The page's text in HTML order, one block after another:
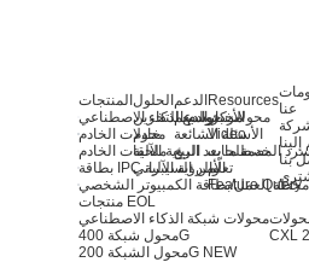
المنتجات
محولات خوادم الذكاء الاصطناعي
محولات الخادم
ملحقات الخادم
بطاقة IPC والرؤية الآلية
محطة العمل/بطاقة الكمبيوتر الشخصي
منتجات EOL
محولات شبكة الذكاء الاصطناعي
محول شبكة 400G
محول الشبكة 200G NEW
CXL
الحلول
توسيع التخزين
خادم
الرؤية الآلية
الأمن السيبراني
الدعم
مركز الدعم
الأسئلة الشائعة
خدمة ما بعد البيع
Resources
الأخبار
Video
المصطلحات
تعلّم
Feature Query
عنا
بنا